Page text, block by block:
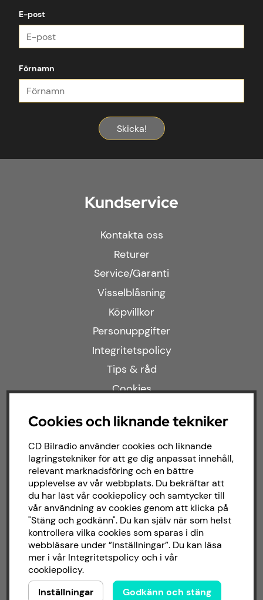
E-post
Förnamn
Skicka!
Kundservice
Kontakta oss
Returer
Service/Garanti
Visselblåsning
Köpvillkor
Personuppgifter
Integritetspolicy
Tips & råd
Cookies
Populära kategorier
Kampanjer
Modellanpassat
Om butiken
Följ oss
Facebook
Cookies och liknande tekniker
CD Bilradio använder cookies och liknande
lagringstekniker för att ge dig anpassat innehåll,
relevant marknadsföring och en bättre
upplevelse av vår webbplats. Du bekräftar att
du har läst vår cookiepolicy och samtycker till
vår användning av cookies genom att klicka på
"Stäng och godkänn". Du kan själv när som helst
kontrollera vilka cookies som sparas i din
webbläsare under ”Inställningar”. Du kan läsa
mer i vår Integritetspolicyoch i vår
cookiepolicy.
Inställningar
Godkänn och stäng